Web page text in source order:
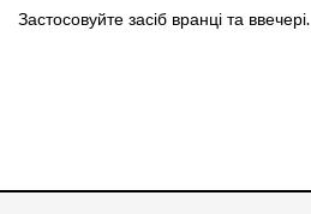
Застосовуйте засіб вранці та ввечері.⁣